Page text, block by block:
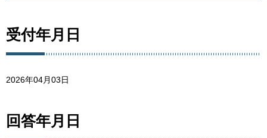
受付年月日
2026年04月03日
回答年月日